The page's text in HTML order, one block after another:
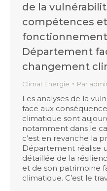
de la
compétences
fonctionnement
Département
changement
Climat Énergie Par
Les analyses de la
face aux
climatique sont
notamment dans le
c’est en revanche la
Département réalise
détaillée de la
et de son patrimoine
climatique. C’est le